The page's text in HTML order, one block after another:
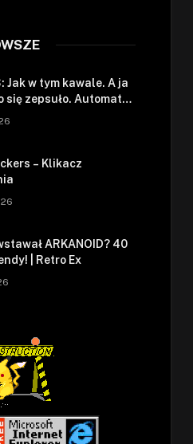
Jak w tym kawale. A ja
się zepsuło. Automat
– Klikacz
ARKANOID? 40
| Retro Ex